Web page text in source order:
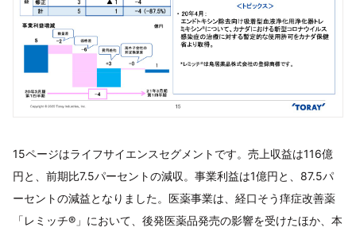
15ページはライフサイエンスセグメントです。売上収益は116億
円と、前期比7.5パーセントの減収。事業利益は1億円と、87.5パ
ーセントの減益となりました。医薬事業は、経口そう痒症改善薬
「レミッチ®」において、後発医薬品発売の影響を受けたほか、本